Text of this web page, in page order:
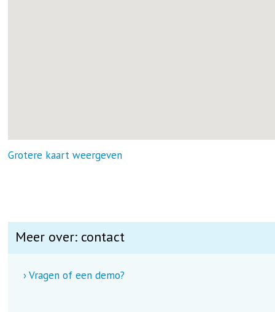
Grotere kaart weergeven
Meer over: contact
› Vragen of een demo?